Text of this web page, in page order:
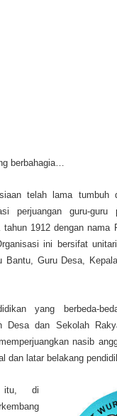
berbahagia…
telah lama tumbuh
perjuangan guru-
tahun 1912 dengan nama
ini bersifat
Bantu, Guru Desa,
yang berbeda-
Desa dan Sekolah
nasib
dan latar belakang
itu, di